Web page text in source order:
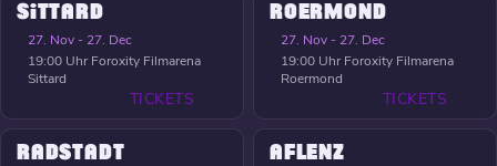
SITTARD
27. Nov - 27. Dec
19:00 Uhr Foroxity Filmarena
Sittard
TICKETS
ROERMOND
27. Nov - 27. Dec
19:00 Uhr Foroxity Filmarena
Roermond
TICKETS
RADSTADT AFLENZ